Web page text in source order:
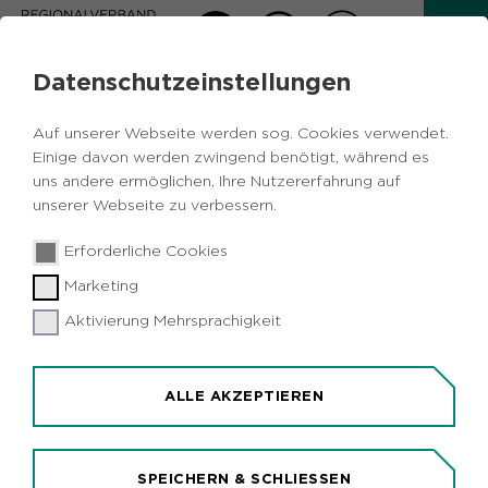
Datenschutzeinstellungen
Auf unserer Webseite werden sog. Cookies verwendet.
Einige davon werden zwingend benötigt, während es
uns andere ermöglichen, Ihre Nutzererfahrung auf
unserer Webseite zu verbessern.
Erforderliche Cookies
Marketing
Aktivierung Mehrsprachigkeit
ALLE AKZEPTIEREN
SPEICHERN & SCHLIESSEN
WILD AUS HEIMISCHEN
WÄLDERN